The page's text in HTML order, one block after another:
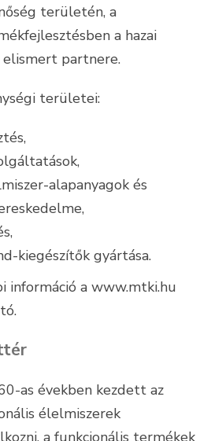
területén, a
a hazai
partnere.
területei:
alapanyagok és
kiegészítők gyártása.
információ a www.mtki.hu
as években kezdett az
élelmiszerek
a funkcionális termékek